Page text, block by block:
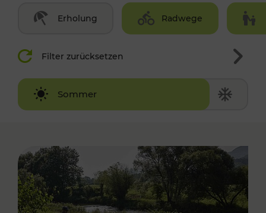
Erholung Radwege
Filter zurücksetzen
Sommer
Winter